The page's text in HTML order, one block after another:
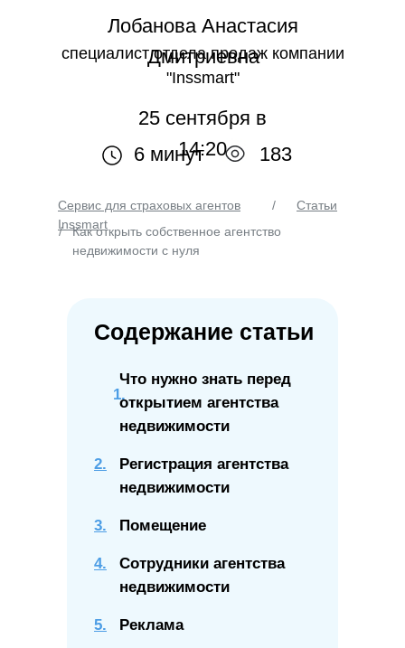
Лобанова Анастасия
Дмитриевна
специалист отдела продаж компании
"Inssmart"
183
6 минут
25 сентября в
14:20
Сервис для страховых агентов
Inssmart
/
Статьи
/
Как открыть собственное агентство
недвижимости с нуля
Содержание статьи
2.
Регистрация агентства
недвижимости
3. Помещение
4.
Сотрудники агентства
недвижимости
Что нужно знать перед
открытием агентства
недвижимости
5. Реклама